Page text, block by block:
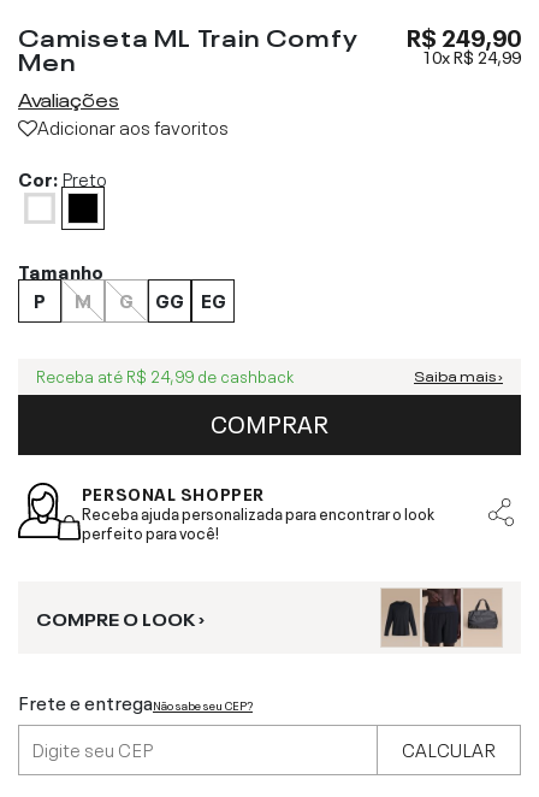
Camiseta ML Train Comfy
Men
Avaliações
Adicionar aos favoritos
R$ 249,90
10xR$ 24,99
Cor:Preto
Tamanho
P
M G GG EG
Receba até R$ 24,99 de cashback Saiba mais ›
COMPRAR
PERSONAL SHOPPER
Receba ajuda personalizada para encontrar o look
perfeito para você!
COMPRE O LOOK ›
Frete e entregaNão sabe seu CEP?
CALCULAR